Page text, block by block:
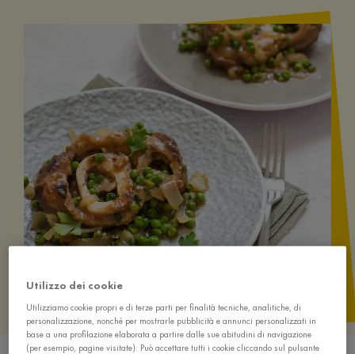
Utilizzo dei cookie
Utilizziamo cookie propri e di terze parti per finalità tecniche, analitiche, di
personalizzazione, nonché per mostrarle pubblicità e annunci personalizzati in
base a una profilazione elaborata a partire dalle sue abitudini di navigazione
(per esempio, pagine visitate). Può accettare tutti i cookie cliccando sul pulsante